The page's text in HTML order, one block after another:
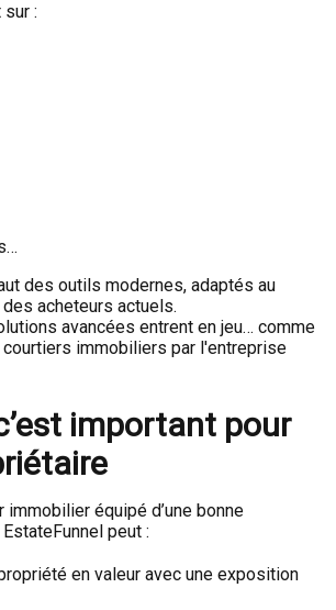
:
des outils modernes, adaptés au
acheteurs actuels.
avancées entrent en jeu… comme
immobiliers par l'entreprise
important pour
immobilier équipé d’une bonne
peut :
en valeur avec une exposition